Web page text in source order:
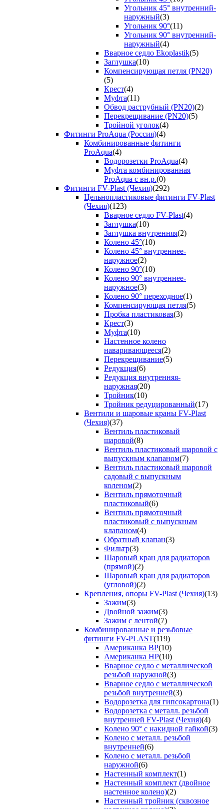
Угольник 45° внутренний-
наружный(3)
Угольник 90°(11)
Угольник 90° внутренний-
наружный(4)
Вварное седло Ekoplastik(5)
Заглушка(10)
Компенсирующая петля (PN20)
(5)
Крест(4)
Муфта(11)
Обвод раструбный (PN20)(2)
Перекрещивание (PN20)(5)
Тройной уголок(4)
Фитинги ProAqua (Россия)(4)
Комбинированные фитинги
ProAqua(4)
Водорозетки ProAqua(4)
Муфта комбинированная
ProAqua с вн.р.(0)
Фитинги FV-Plast (Чехия)(292)
Цельнопластиковые фитинги FV-Plast
(Чехия)(123)
Вварное седло FV-Plast(4)
Заглушка(10)
Заглушка внутренняя(2)
Колено 45°(10)
Колено 45° внутреннее-
наружное(2)
Колено 90°(10)
Колено 90° внутреннее-
наружное(3)
Колено 90° переходное(1)
Компенсирующая петля(5)
Пробка пластиковая(3)
Крест(3)
Муфта(10)
Настенное колено
наваривающееся(2)
Перекрещивание(5)
Редукция(6)
Редукция внутренняя-
наружная(20)
Тройник(10)
Тройник редуцированный(17)
Вентили и шаровые краны FV-Plast
(Чехия)(37)
Вентиль пластиковый
шаровой(8)
Вентиль пластиковый шаровой с
выпускным клапаном(7)
Вентиль пластиковый шаровой
садовый с выпускным
коленом(2)
Вентиль прямоточный
пластиковый(6)
Вентиль прямоточный
пластиковый с выпускным
клапаном(4)
Обратный клапан(3)
Фильтр(3)
Шаровый кран для радиаторов
(прямой)(2)
Шаровый кран для радиаторов
(угловой)(2)
Крепления, опоры FV-Plast (Чехия)(13)
Зажим(3)
Двойной зажим(3)
Зажим с лентой(7)
Комбинированные и резьбовые
фитинги FV-PLAST(119)
Американка ВР(10)
Американка НР(10)
Вварное седло с металлической
резьбой наружной(3)
Вварное седло с металлической
резьбой внутренней(3)
Водорозетка для гипсокартона(1)
Водорозетка с металл. резьбой
внутренней FV-Plast (Чехия)(4)
Колено 90° с накидной гайкой(3)
Колено с металл. резьбой
внутренней(6)
Колено с металл. резьбой
наружной(6)
Настенный комплект(1)
Настенный комплект (двойное
настенное колено)(2)
Настенный тройник (сквозное